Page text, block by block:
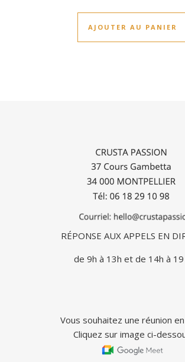
AJOUTER AU PANIER
RÉPONSE AUX APPELS EN
de 9h à 13h et de 14h à 19
Vous souhaitez une réunion
Cliquez sur image ci-